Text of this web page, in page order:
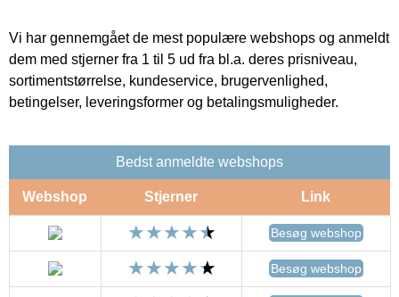
Vi har gennemgået de mest populære webshops og anmeldt
dem med stjerner fra 1 til 5 ud fra bl.a. deres prisniveau,
sortimentstørrelse, kundeservice, brugervenlighed,
betingelser, leveringsformer og betalingsmuligheder.
Bedst anmeldte webshops
Webshop Stjerner Link
Besøg webshop
Besøg webshop